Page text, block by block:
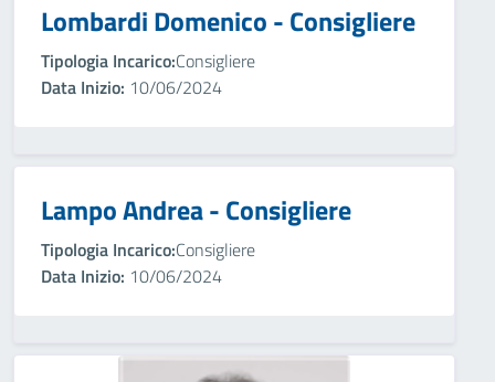
Lombardi Domenico - Consigliere
Tipologia Incarico:Consigliere
Data Inizio: 10/06/2024
Lampo Andrea - Consigliere
Tipologia Incarico:Consigliere
Data Inizio: 10/06/2024